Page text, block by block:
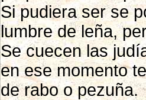
Si pudiera ser se
lumbre de leña,
Se cuecen las
en ese momento
de rabo o pezuña.